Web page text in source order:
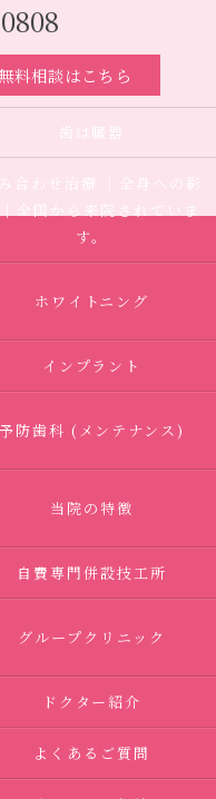
料相談はこちら
歯は臓器
合わせ治療 ｜全身への影
全国から来院されていま
す。
ホワイトニング
インプラント
予防歯科 (メンテナンス)
当院の特徴
自費専門併設技工所
グループクリニック
ドクター紹介
よくあるご質問